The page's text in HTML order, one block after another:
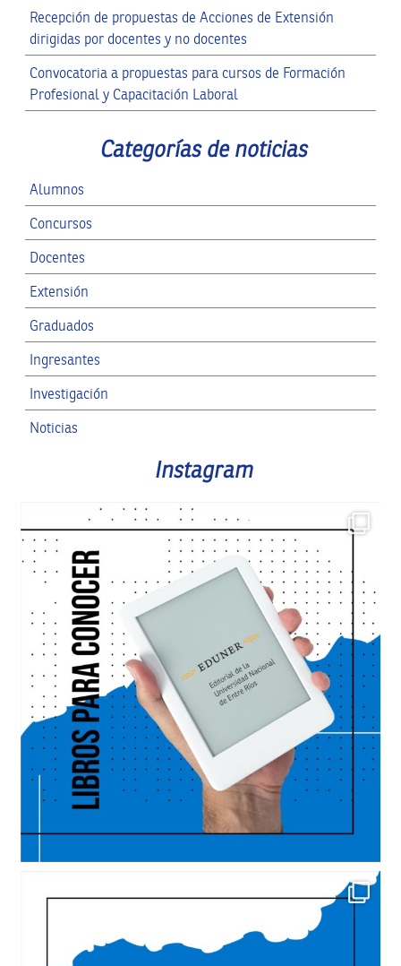
Recepción de propuestas de Acciones de Extensión
dirigidas por docentes y no docentes
Convocatoria a propuestas para cursos de Formación
Profesional y Capacitación Laboral
Categorías de noticias
Alumnos
Concursos
Docentes
Extensión
Graduados
Ingresantes
Investigación
Noticias
Instagram